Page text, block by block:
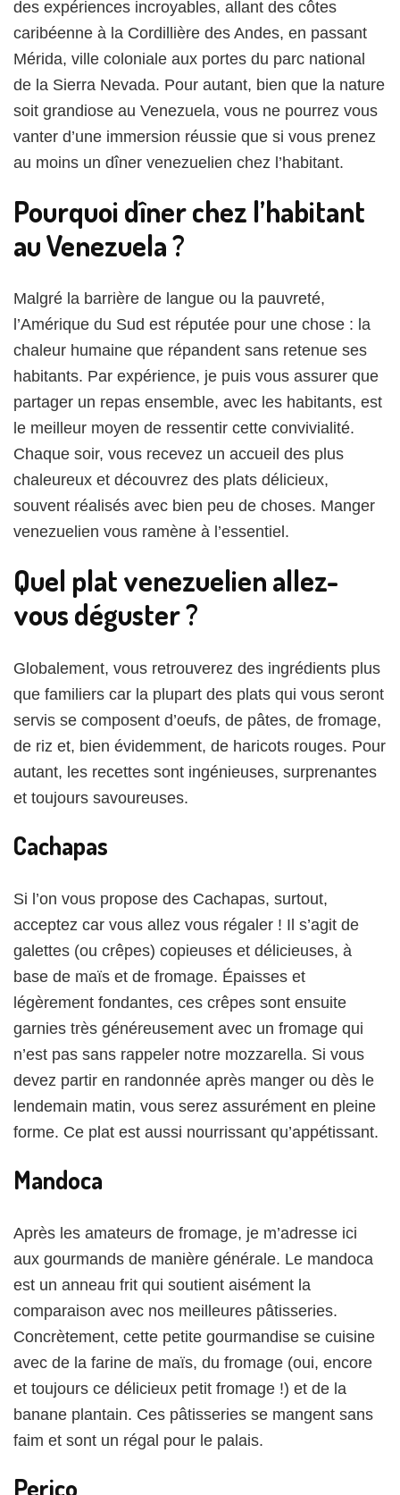
fois
chez
famille
vénézuélienne
des expériences incroyables, allant des côtes
caribéenne à la Cordillière des Andes, en passant
Mérida, ville coloniale aux portes du parc national
de la Sierra Nevada. Pour autant, bien que la nature
soit grandiose au Venezuela, vous ne pourrez vous
vanter d’une immersion réussie que si vous prenez
au moins un dîner venezuelien chez l’habitant.
Pourquoi dîner chez l’habitant
au Venezuela ?
Malgré la barrière de langue ou la pauvreté,
l’Amérique du Sud est réputée pour une chose : la
chaleur humaine que répandent sans retenue ses
habitants. Par expérience, je puis vous assurer que
partager un repas ensemble, avec les habitants, est
le meilleur moyen de ressentir cette convivialité.
Chaque soir, vous recevez un accueil des plus
chaleureux et découvrez des plats délicieux,
souvent réalisés avec bien peu de choses. Manger
venezuelien vous ramène à l’essentiel.
Quel plat venezuelien allez-
vous déguster ?
Globalement, vous retrouverez des ingrédients plus
que familiers car la plupart des plats qui vous seront
servis se composent d’oeufs, de pâtes, de fromage,
de riz et, bien évidemment, de haricots rouges. Pour
autant, les recettes sont ingénieuses, surprenantes
et toujours savoureuses.
Cachapas
Si l’on vous propose des Cachapas, surtout,
acceptez car vous allez vous régaler ! Il s’agit de
galettes (ou crêpes) copieuses et délicieuses, à
base de maïs et de fromage. Épaisses et
légèrement fondantes, ces crêpes sont ensuite
garnies très généreusement avec un fromage qui
n’est pas sans rappeler notre mozzarella. Si vous
devez partir en randonnée après manger ou dès le
lendemain matin, vous serez assurément en pleine
forme. Ce plat est aussi nourrissant qu’appétissant.
Mandoca
Après les amateurs de fromage, je m’adresse ici
aux gourmands de manière générale. Le mandoca
est un anneau frit qui soutient aisément la
comparaison avec nos meilleures pâtisseries.
Concrètement, cette petite gourmandise se cuisine
avec de la farine de maïs, du fromage (oui, encore
et toujours ce délicieux petit fromage !) et de la
banane plantain. Ces pâtisseries se mangent sans
faim et sont un régal pour le palais.
Perico